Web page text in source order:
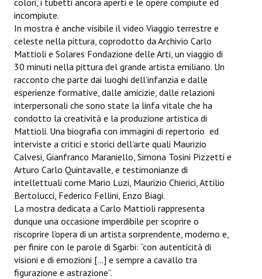
incompiute.
In mostra è anche visibile il video Viaggio terrestre e
celeste nella pittura, coprodotto da Archivio Carlo
Mattioli e Solares Fondazione delle Arti, un viaggio di
30 minuti nella pittura del grande artista emiliano. Un
racconto che parte dai luoghi dell’infanzia e dalle
esperienze formative, dalle amicizie, dalle relazioni
interpersonali che sono state la linfa vitale che ha
condotto la creatività e la produzione artistica di
Mattioli. Una biografia con immagini di repertorio ed
interviste a critici e storici dell’arte quali Maurizio
Calvesi, Gianfranco Maraniello, Simona Tosini Pizzetti e
Arturo Carlo Quintavalle, e testimonianze di
intellettuali come Mario Luzi, Maurizio Chierici, Attilio
Bertolucci, Federico Fellini, Enzo Biagi.
La mostra dedicata a Carlo Mattioli rappresenta
dunque una occasione imperdibile per scoprire o
riscoprire l’opera di un artista sorprendente, moderno e,
per finire con le parole di Sgarbi: “con autenticità di
visioni e di emozioni […] e sempre a cavallo tra
figurazione e astrazione”.